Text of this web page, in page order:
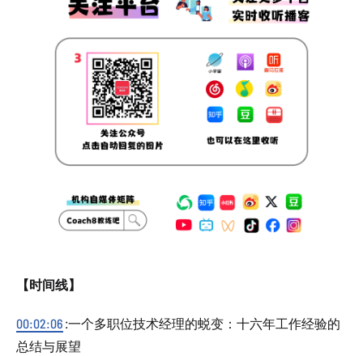
【时间线】
00:02:06 :一个多职位技术经理的蜕变：十六年工作经验的
总结与展望